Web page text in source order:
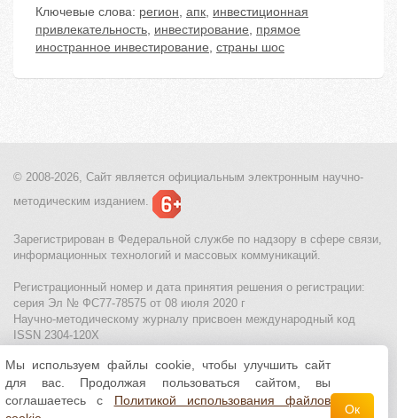
Ключевые слова: регион, апк, инвестиционная
привлекательность, инвестирование, прямое
иностранное инвестирование, страны шос
© 2008-2026, Сайт является официальным электронным научно-
методическим изданием.
Зарегистрирован в Федеральной службе по надзору в сфере связи,
информационных технологий и массовых коммуникаций.
Регистрационный номер и дата принятия решения о регистрации:
серия Эл № ФС77-78575 от 08 июля 2020 г
Научно-методическому журналу присвоен международный код
ISSN 2304-120X
МЦИТО|Школьные олимпиады и онлайн конкурсы для детей
Политика использования файлов cookie| Политика обработки и
защиты персональных данных
Мы используем файлы cookie, чтобы улучшить сайт
для вас. Продолжая пользоваться сайтом, вы
соглашаетесь с Политикой использования файлов
Ок